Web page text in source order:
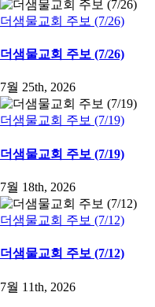
더샘물교회 주보 (7/26)
더샘물교회 주보 (7/26)
7월 25th, 2026
더샘물교회 주보 (7/19)
더샘물교회 주보 (7/19)
7월 18th, 2026
더샘물교회 주보 (7/12)
더샘물교회 주보 (7/12)
7월 11th, 2026